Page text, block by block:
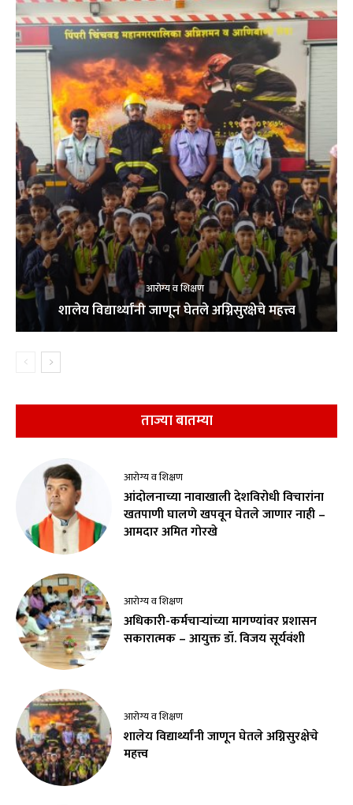
आरोग्य व शिक्षण
शालेय विद्यार्थ्यांनी जाणून घेतले अग्निसुरक्षेचे महत्त्व
ताज्या बातम्या
आरोग्य व शिक्षण
आंदोलनाच्या नावाखाली देशविरोधी विचारांना
खतपाणी घालणे खपवून घेतले जाणार नाही –
आमदार अमित गोरखे
आरोग्य व शिक्षण
अधिकारी-कर्मचाऱ्यांच्या मागण्यांवर प्रशासन
सकारात्मक – आयुक्त डॉ. विजय सूर्यवंशी
आरोग्य व शिक्षण
शालेय विद्यार्थ्यांनी जाणून घेतले अग्निसुरक्षेचे
महत्त्व